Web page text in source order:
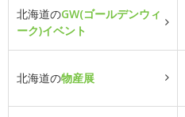
北海道のGW(ゴールデンウィ
ーク)イベント
北海道の物産展